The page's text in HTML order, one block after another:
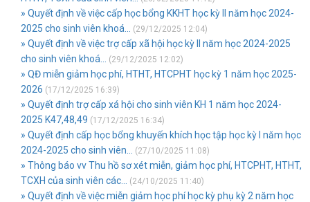
» Quyết định về việc cấp học bổng KKHT học kỳ II năm học 2024-
2025 cho sinh viên khoá...
(29/12/2025 12:04)
» Quyết định về việc trợ cấp xã hội học kỳ II năm học 2024-2025
cho sinh viên khoá...
(29/12/2025 12:02)
» QĐ miễn giảm học phí, HTHT, HTCPHT học kỳ 1 năm học 2025-
2026 (17/12/2025 16:39)
» Quyết định trợ cấp xá hội cho sinh viên KH 1 năm học 2024-
2025 K47,48,49 (17/12/2025 16:34)
» Quyết định cấp học bổng khuyến khích học tập học kỳ I năm học
2024-2025 cho sinh viên...
(27/10/2025 11:08)
» Thông báo vv Thu hồ sơ xét miễn, giảm học phí, HTCPHT, HTHT,
TCXH của sinh viên các...
(24/10/2025 11:40)
» Quyết định về việc miễn giảm học phí học kỳ phụ kỳ 2 năm học